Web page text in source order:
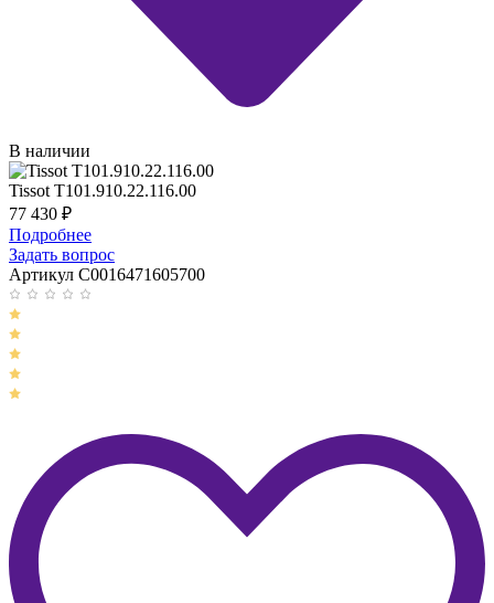
В наличии
Tissot T101.910.22.116.00
77 430 ₽
Подробнее
Задать вопрос
Артикул C0016471605700